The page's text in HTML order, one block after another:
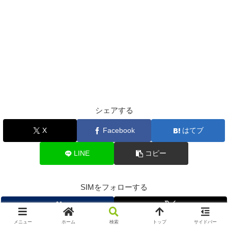
シェアする
X Facebook はてブ
LINE コピー
SIMをフォローする
メニュー ホーム 検索 トップ サイドバー